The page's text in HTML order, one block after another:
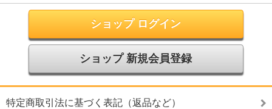
ショップ ログイン
ショップ 新規会員登録
特定商取引法に基づく表記（返品など）